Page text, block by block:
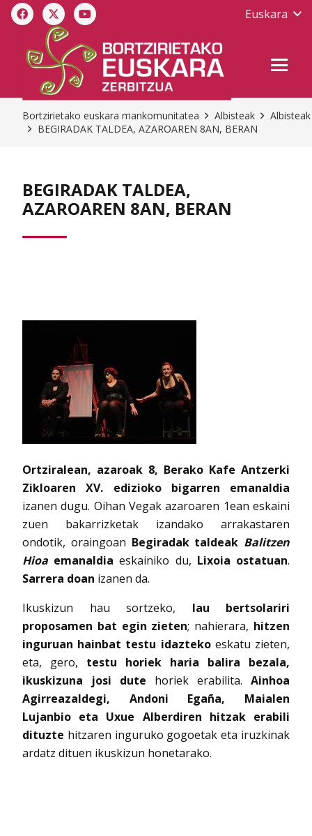
Euskara
Bortzirietako euskara mankomunitatea Albisteak
Albisteak
BEGIRADAK TALDEA, AZAROAREN 8AN, BERAN
BEGIRADAK TALDEA,
AZAROAREN 8AN, BERAN
Ortziralean, azaroak 8, Berako Kafe Antzerki
Zikloaren XV. edizioko bigarren emanaldia
izanen dugu. Oihan Vegak azaroaren 1ean eskaini
zuen bakarrizketak izandako arrakastaren
ondotik, oraingoan Begiradak taldeak Balitzen
Hioa emanaldia eskainiko du, Lixoia ostatuan.
Sarrera doan izanen da.
Ikuskizun hau sortzeko, lau bertsolariri
proposamen bat egin zieten; nahierara, hitzen
inguruan hainbat testu idaztekoeskatu zieten,
eta, gero, testu horiek haria balira bezala,
ikuskizuna josi dute horiek erabilita. Ainhoa
Agirreazaldegi, Andoni Egaña, Maialen
Lujanbio eta Uxue Alberdiren hitzak erabili
dituzte hitzaren inguruko gogoetak eta iruzkinak
ardatz dituen ikuskizun honetarako.